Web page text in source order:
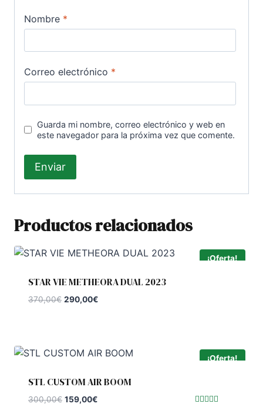
Nombre *
Correo electrónico *
Guarda mi nombre, correo electrónico y web en
este navegador para la próxima vez que comente.
Productos relacionados
¡Oferta!
STAR VIE METHEORA DUAL 2023
370,00€ El
370,00€.
290,00€El
290,00€.
¡Oferta!
STL CUSTOM AIR BOOM
300,00€ El
159,00€El